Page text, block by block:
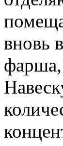
вновь
фарша,